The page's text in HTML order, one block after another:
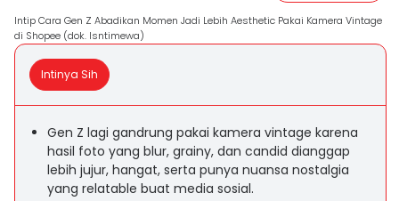
Intip Cara Gen Z Abadikan Momen Jadi Lebih Aesthetic Pakai Kamera Vintage
di Shopee (dok. Isntimewa)
Intinya Sih
Gen Z lagi gandrung pakai kamera vintage karena
hasil foto yang blur, grainy, dan candid dianggap
lebih jujur, hangat, serta punya nuansa nostalgia
yang relatable buat media sosial.